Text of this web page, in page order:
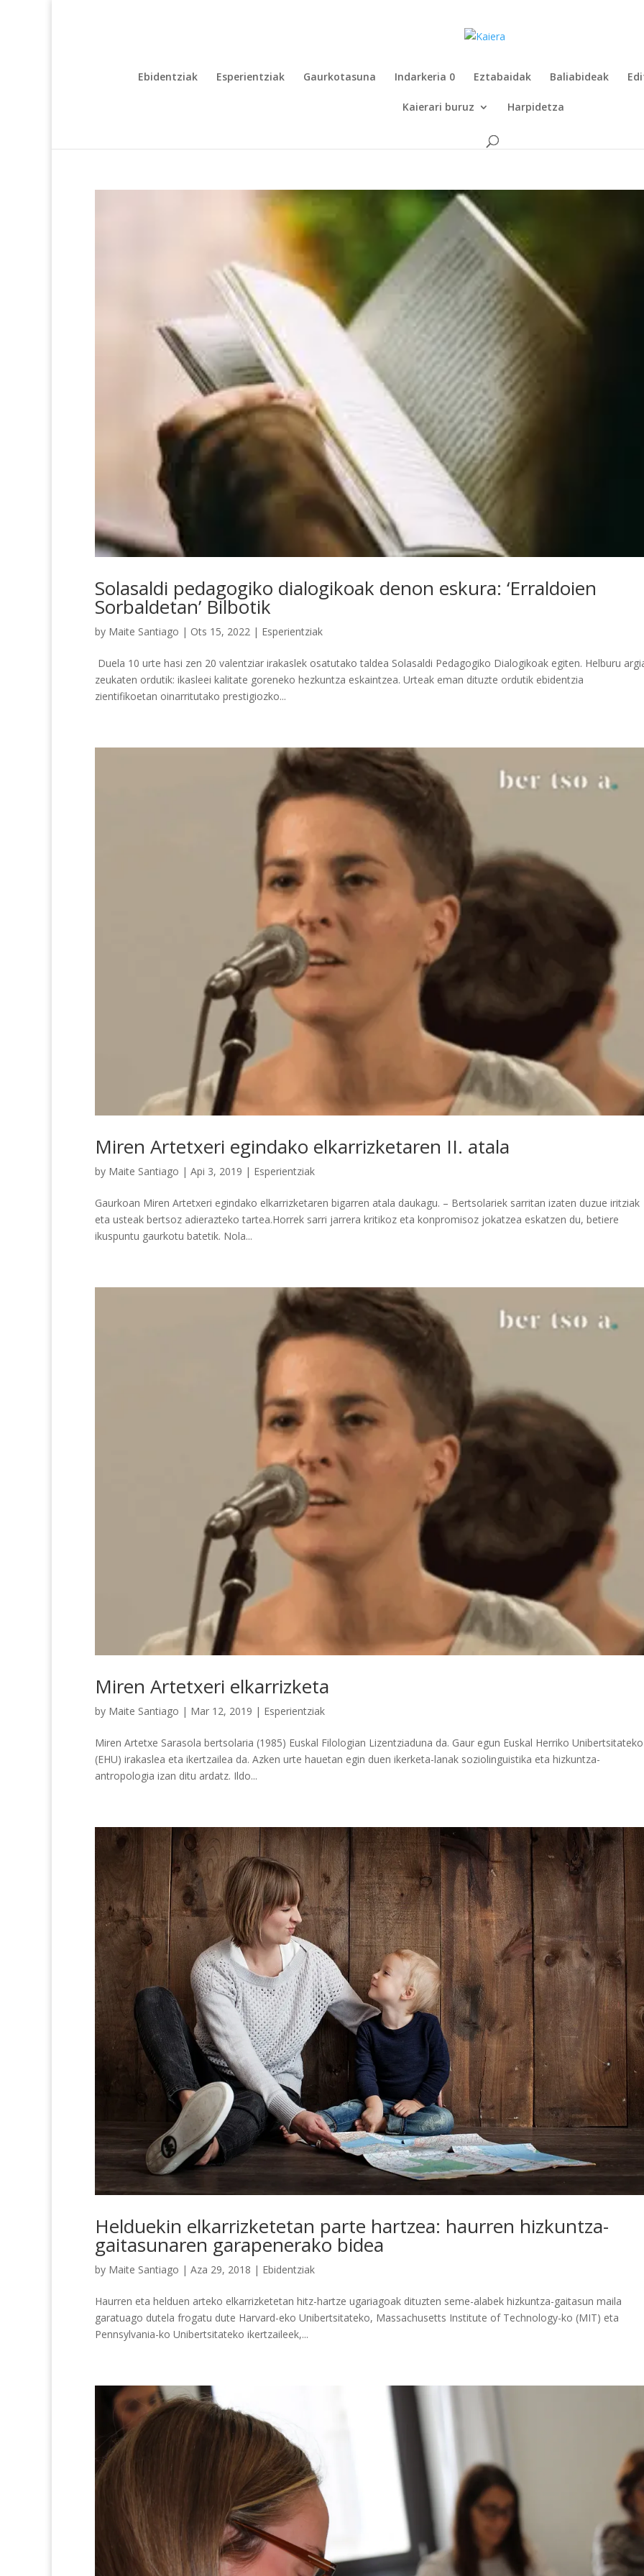
Ebidentziak Esperientziak Gaurkotasuna Indarkeria 0 Eztabaidak Baliabideak
Kaierari buruz Harpidetza
Solasaldi pedagogiko dialogikoak denon eskura: ‘Erraldoien
Sorbaldetan’ Bilbotik
by Maite Santiago | Ots 15, 2022 | Esperientziak
Duela 10 urte hasi zen 20 valentziar irakaslek osatutako taldea Solasaldi Pedagogiko Dialogikoak egiten. Helburu
zeukaten ordutik: ikasleei kalitate goreneko hezkuntza eskaintzea. Urteak eman dituzte ordutik ebidentzia
zientifikoetan oinarritutako prestigiozko...
Miren Artetxeri egindako elkarrizketaren II. atala
by Maite Santiago | Api 3, 2019 | Esperientziak
Gaurkoan Miren Artetxeri egindako elkarrizketaren bigarren atala daukagu. – Bertsolariek sarritan izaten duzue iritziak
eta usteak bertsoz adierazteko tartea.Horrek sarri jarrera kritikoz eta konpromisoz jokatzea eskatzen du, betiere
ikuspuntu gaurkotu batetik. Nola...
Miren Artetxeri elkarrizketa
by Maite Santiago | Mar 12, 2019 | Esperientziak
Miren Artetxe Sarasola bertsolaria (1985) Euskal Filologian Lizentziaduna da. Gaur egun Euskal Herriko Unibertsitateko
(EHU) irakaslea eta ikertzailea da. Azken urte hauetan egin duen ikerketa-lanak soziolinguistika eta hizkuntza-
antropologia izan ditu ardatz. Ildo...
Helduekin elkarrizketetan parte hartzea: haurren hizkuntza-
gaitasunaren garapenerako bidea
by Maite Santiago | Aza 29, 2018 | Ebidentziak
Haurren eta helduen arteko elkarrizketetan hitz-hartze ugariagoak dituzten seme-alabek hizkuntza-gaitasun maila
garatuago dutela frogatu dute Harvard-eko Unibertsitateko, Massachusetts Institute of Technology-ko (MIT) eta
Pennsylvania-ko Unibertsitateko ikertzaileek,...